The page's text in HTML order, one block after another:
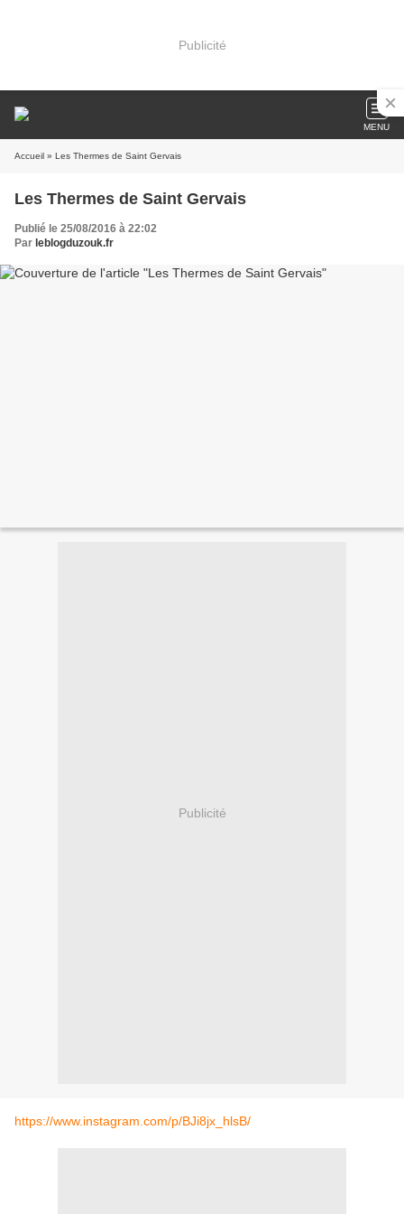
Publicité
MENU
Accueil » Les Thermes de Saint Gervais
Les Thermes de Saint Gervais
Publié le 25/08/2016 à 22:02
Par leblogduzouk.fr
Publicité
https://www.instagram.com/p/BJi8jx_hlsB/